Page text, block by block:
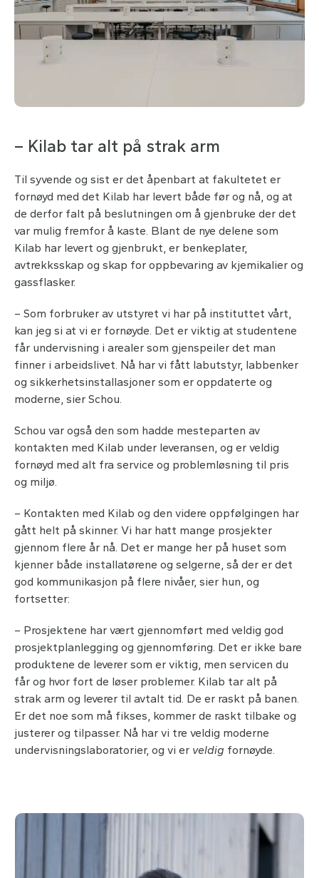
– Kilab tar alt på strak arm
Til syvende og sist er det åpenbart at fakultetet er
fornøyd med det Kilab har levert både før og nå, og at
de derfor falt på beslutningen om å gjenbruke der det
var mulig fremfor å kaste. Blant de nye delene som
Kilab har levert og gjenbrukt, er benkeplater,
avtrekksskap og skap for oppbevaring av kjemikalier og
gassflasker.
– Som forbruker av utstyret vi har på instituttet vårt,
kan jeg si at vi er fornøyde. Det er viktig at studentene
får undervisning i arealer som gjenspeiler det man
finner i arbeidslivet. Nå har vi fått labutstyr, labbenker
og sikkerhetsinstallasjoner som er oppdaterte og
moderne, sier Schou.
Schou var også den som hadde mesteparten av
kontakten med Kilab under leveransen, og er veldig
fornøyd med alt fra service og problemløsning til pris
og miljø.
– Kontakten med Kilab og den videre oppfølgingen har
gått helt på skinner. Vi har hatt mange prosjekter
gjennom flere år nå. Det er mange her på huset som
kjenner både installatørene og selgerne, så der er det
god kommunikasjon på flere nivåer, sier hun, og
fortsetter:
– Prosjektene har vært gjennomført med veldig god
prosjektplanlegging og gjennomføring. Det er ikke bare
produktene de leverer som er viktig, men servicen du
får og hvor fort de løser problemer. Kilab tar alt på
strak arm og leverer til avtalt tid. De er raskt på banen.
Er det noe som må fikses, kommer de raskt tilbake og
justerer og tilpasser. Nå har vi tre veldig moderne
undervisningslaboratorier, og vi er veldig fornøyde.